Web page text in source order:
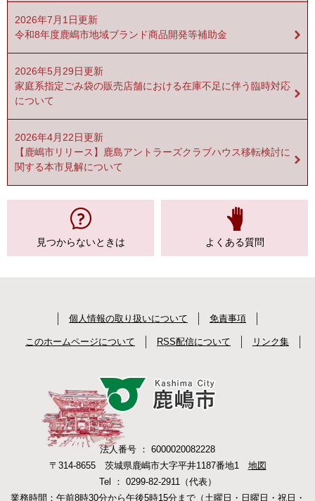
2026年7月1日更新
令和8年度鹿嶋市地域ブランド商品開発等補助金
2026年5月29日更新
家庭系指定ごみ袋の販売店舗における在庫不足に伴う臨時対応
について
2026年4月22日更新
【鹿嶋市リリース】鹿島アントラーズクラブハウス移転検討に
関する本市見解について
見つからないときは よくある質問
個人情報の取り扱いについて 免責事項
このホームページについて RSS配信について リンク集
法人番号 ： 6000020082228
〒314-8655 茨城県鹿嶋市大字平井1187番地1 地図
Tel ： 0299-82-2911（代表）
業務時間：午前8時30分から午後5時15分まで（土曜日・日曜日・祝日・